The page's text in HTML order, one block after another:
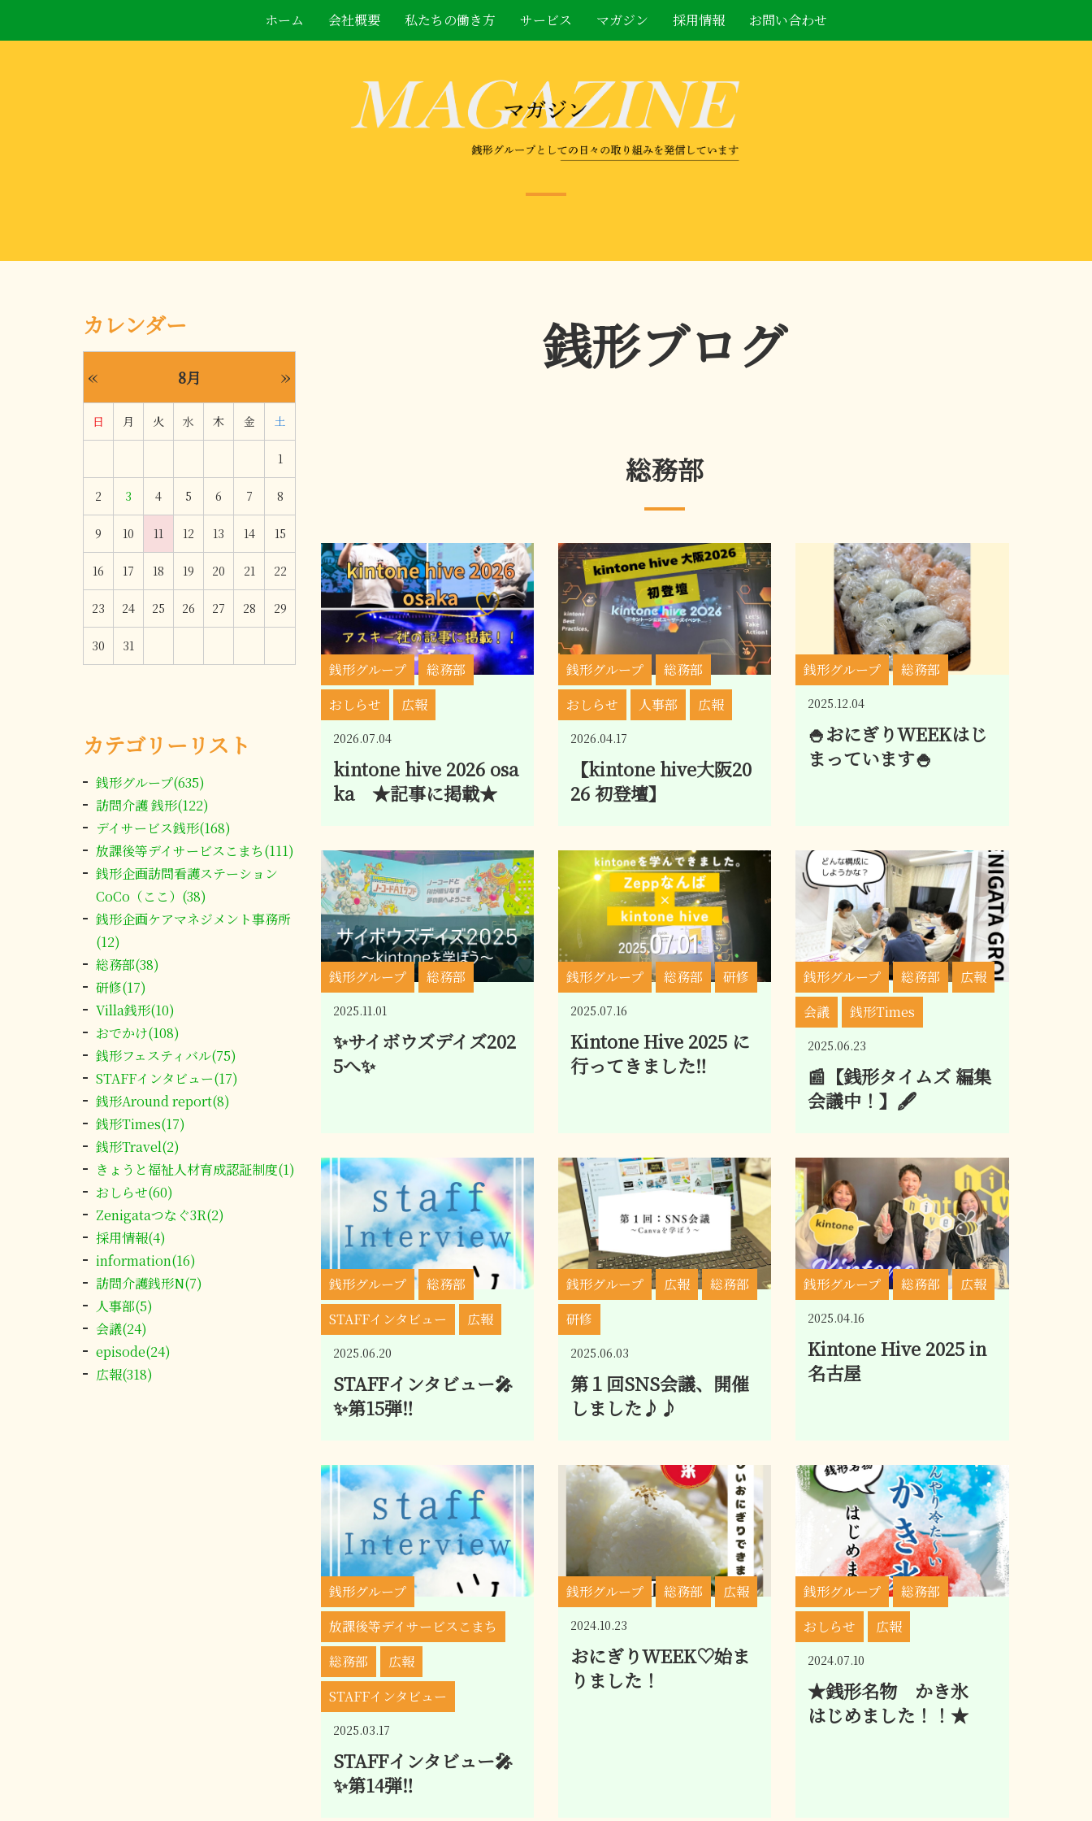
ホーム 会社概要 私たちの働き方 サービス マガジン 採用情報 お問い合わせ
カレンダー
« 8月 »
日 月 火 水 木 金 土
1
2 3 4 5 6 7 8
9 10 11 12 13 14 15
16 17 18 19 20 21 22
23 24 25 26 27 28 29
30 31
カテゴリーリスト
銭形グループ(635)
訪問介護 銭形(122)
デイサービス銭形(168)
放課後等デイサービスこまち(111)
銭形企画訪問看護ステーション
CoCo（ここ）(38)
銭形企画ケアマネジメント事務所
(12)
総務部(38)
研修(17)
Villa銭形(10)
おでかけ(108)
銭形フェスティバル(75)
STAFFインタビュー(17)
銭形Around report(8)
銭形Times(17)
銭形Travel(2)
きょうと福祉人材育成認証制度(1)
おしらせ(60)
Zenigataつなぐ3R(2)
採用情報(4)
information(16)
訪問介護銭形N(7)
人事部(5)
会議(24)
episode(24)
広報(318)
銭形ブログ
総務部
kintone hive 2026 osa
ka ★記事に掲載★
2026.07.04
銭形グループ
総務部
おしらせ
広報
【kintone hive大阪20
26 初登壇】
2026.04.17
銭形グループ
総務部
おしらせ
人事部 広報
🍚おにぎりWEEKはじ
まっています🍚
2025.12.04
銭形グループ 総務部
✨サイボウズデイズ202
5へ✨
2025.11.01
銭形グループ 総務部
Kintone Hive 2025 に
行ってきました‼
2025.07.16
銭形グループ 総務部 研修
📰【銭形タイムズ 編集
会議中！】🖋
2025.06.23
銭形グループ 総務部
広報
会議
銭形Times
STAFFインタビュー🎤
✨第15弾‼
2025.06.20
銭形グループ
総務部
STAFFインタビュー
広報
第１回SNS会議、開催
しました♪♪
2025.06.03
銭形グループ 広報
総務部
研修
Kintone Hive 2025 in
名古屋
2025.04.16
銭形グループ 総務部 広報
STAFFインタビュー🎤
✨第14弾‼
2025.03.17
銭形グループ
放課後等デイサービスこまち
総務部
広報
STAFFインタビュー
おにぎりWEEK♡始ま
りました！
2024.10.23
銭形グループ 総務部 広報
★銭形名物 かき氷
はじめました！！★
2024.07.10
銭形グループ
総務部
おしらせ
広報